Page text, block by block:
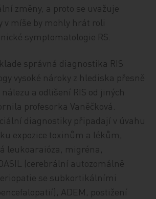
změny, a proto se uvažuje
v míše by mohly hrát roli
symptomatologie RS.
klade správná diagnostika RIS
vysoké nároky z hlediska přesně
a odlišení RIS od jiných
profesorka Vaněčková.
diagnostiky připadají v úvahu
expozice toxinům a lékům,
leukoaraióza, migréna,
(cerebrální autozomálně
se subkortikálními
ADEM, postižení